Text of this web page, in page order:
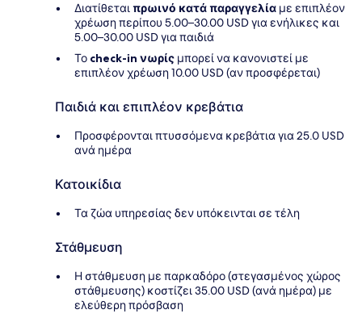
Διατίθεταιπρωινό κατά παραγγελία με επιπλέον
χρέωση περίπου 5.00–30.00 USD για ενήλικες και
5.00–30.00 USD για παιδιά
Το check-in νωρίς μπορεί να κανονιστεί με
επιπλέον χρέωση 10.00 USD (αν προσφέρεται)
Παιδιά και επιπλέον κρεβάτια
Προσφέρονται πτυσσόμενα κρεβάτια για 25.0 USD
ανά ημέρα
Κατοικίδια
Τα ζώα υπηρεσίας δεν υπόκεινται σε τέλη
Στάθμευση
Η στάθμευση με παρκαδόρο (στεγασμένος χώρος
στάθμευσης) κοστίζει 35.00 USD (ανά ημέρα) με
ελεύθερη πρόσβαση